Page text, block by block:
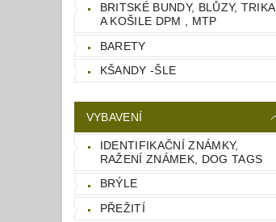
BRITSKÉ BUNDY, BLŮZY, TRIKA
A KOŠILE DPM , MTP
BARETY
KŠANDY -ŠLE
VYBAVENÍ
IDENTIFIKAČNÍ ZNÁMKY,
RAŽENÍ ZNÁMEK, DOG TAGS
BRÝLE
PŘEŽITÍ